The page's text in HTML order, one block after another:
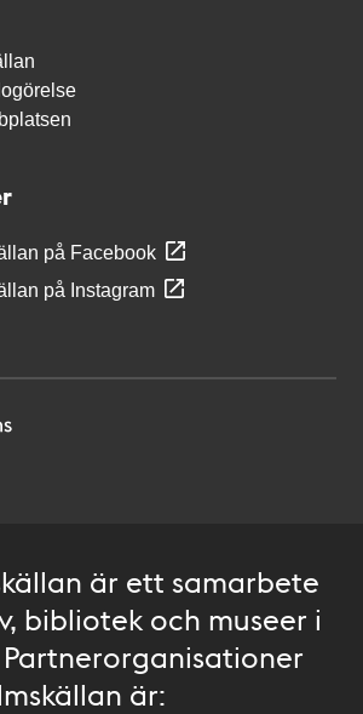
på Facebook
på Instagram
är ett samarbete
bibliotek och museer i
är: